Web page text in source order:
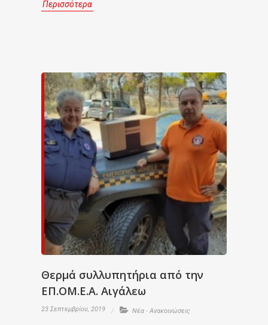
Περισσότερα
Θερμά συλλυπητήρια από την
ΕΠ.ΟΜ.Ε.Α. Αιγάλεω
23 Σεπτεμβρίου, 2019 Νέα - Ανακοινώσεις